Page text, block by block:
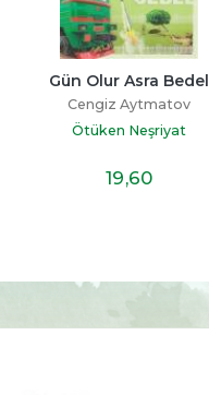
Gün Olur Asra Bedel
Cengiz Aytmatov
Ötüken Neşriyat
19,60